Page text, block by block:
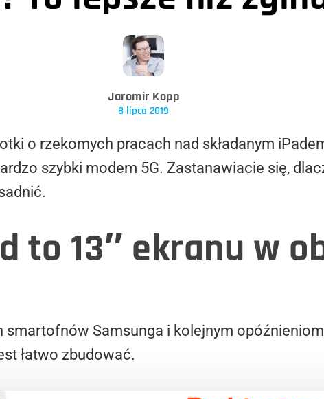
Jaromir Kopp
8 lipca 2019
o rzekomych pracach nad składanym
szybki modem 5G. Zastanawiacie się,
to 13″ ekranu w
smartofnów Samsunga i kolejnym
łatwo zbudować.